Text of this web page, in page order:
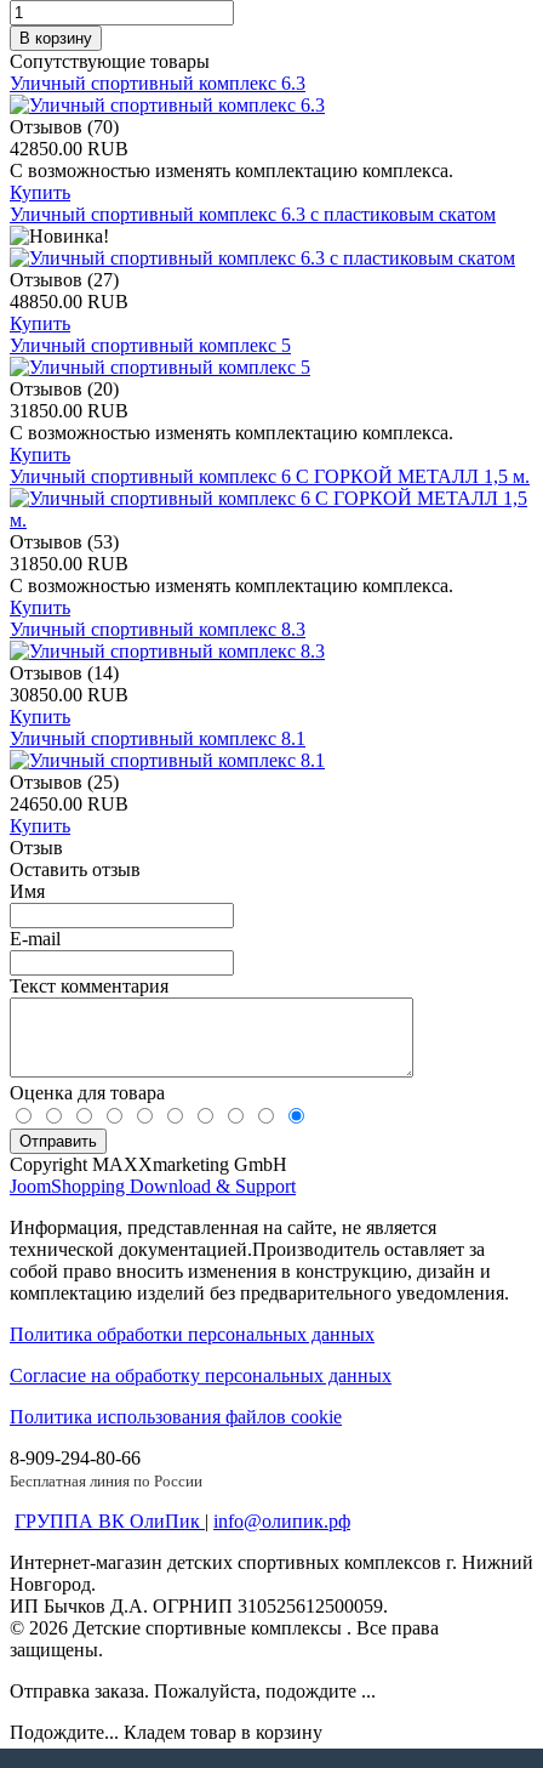
Сопутствующие товары
Уличный спортивный комплекс 6.3
Отзывов (70)
42850.00 RUB
С возможностью изменять комплектацию комплекса.
Купить
Уличный спортивный комплекс 6.3 c пластиковым скатом
Отзывов (27)
48850.00 RUB
Купить
Уличный спортивный комплекс 5
Отзывов (20)
31850.00 RUB
С возможностью изменять комплектацию комплекса.
Купить
Уличный спортивный комплекс 6 С ГОРКОЙ МЕТАЛЛ 1,5 м.
Отзывов (53)
31850.00 RUB
С возможностью изменять комплектацию комплекса.
Купить
Уличный спортивный комплекс 8.3
Отзывов (14)
30850.00 RUB
Купить
Уличный спортивный комплекс 8.1
Отзывов (25)
24650.00 RUB
Купить
Отзыв
Оставить отзыв
Имя
E-mail
Текст комментария
Оценка для товара
Copyright MAXXmarketing GmbH
JoomShopping Download & Support
Информация, представленная на сайте, не является
технической документацией.Производитель оставляет за
собой право вносить изменения в конструкцию, дизайн и
комплектацию изделий без предварительного уведомления.
Политика обработки персональных данных
Согласие на обработку персональных данных
Политика использования файлов cookie
8-909-294-80-66
Бесплатная линия по России
ГРУППА ВК ОлиПик | info@олипик.рф
Интернет-магазин детских спортивных комплексов г. Нижний
Новгород.
ИП Бычков Д.А. ОГРНИП 310525612500059.
© 2026 Детские спортивные комплексы . Все права
защищены.
Отправка заказа. Пожалуйста, подождите ...
Подождите... Кладем товар в корзину